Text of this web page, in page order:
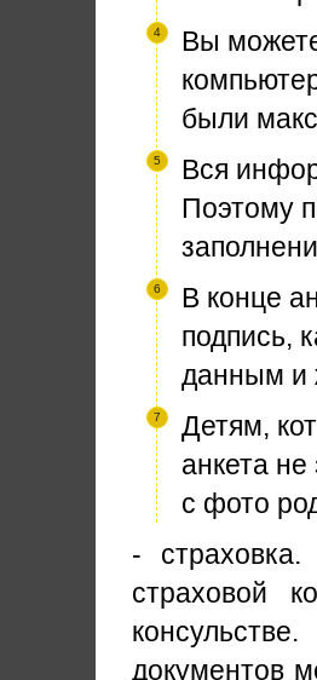
Вы
были
Вся
Поэтому
В конце
подпись,
данным и
Детям,
анкета
с фото
-
страховой
документов